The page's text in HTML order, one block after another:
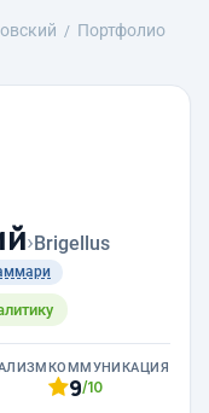
Портфолио
›Brigellus
КОММУНИКАЦИЯ
9/10